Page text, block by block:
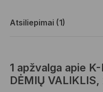
Atsiliepimai (1)
1 apžvalga apie
DĖMIŲ